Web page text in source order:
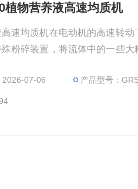
植物营养液高速均质机
速均质机在电动机的高速转
粉碎装置，将流体中的一些
烈摩擦及研磨破碎等。
2026-07-06 产品型号：